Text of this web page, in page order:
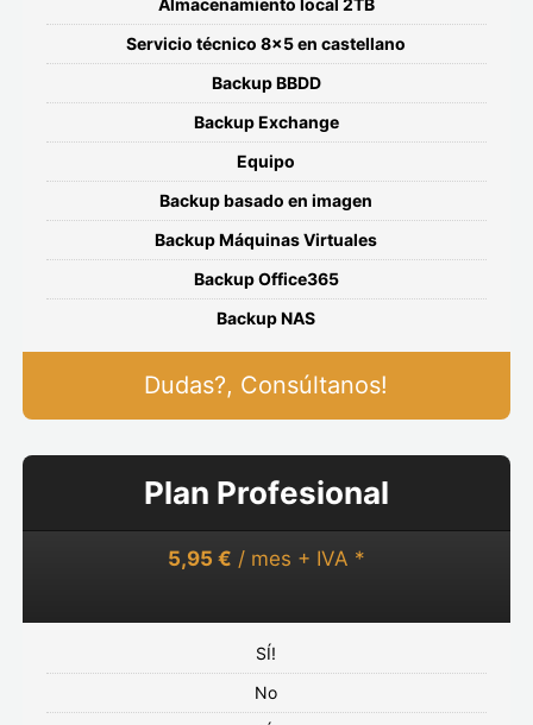
Almacenamiento local 2TB
Servicio técnico 8x5 en castellano
Backup BBDD
Backup Exchange
Equipo
Backup basado en imagen
Backup Máquinas Virtuales
Backup Office365
Backup NAS
Dudas?, Consúltanos!
Plan Profesional
5,95 € / mes + IVA *
SÍ!
No